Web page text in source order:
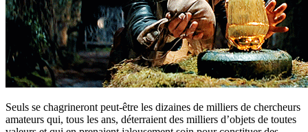
Seuls se chagrineront peut-être les dizaines de milliers de chercheurs
amateurs qui, tous les ans, déterraient des milliers d’objets de toutes